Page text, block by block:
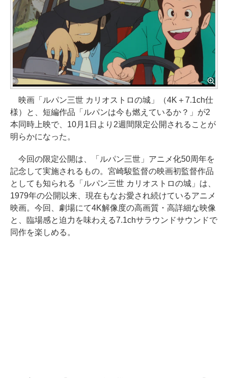
映画「ルパン三世 カリオストロの城」（4K＋7.1ch仕
様）と、短編作品「ルパンは今も燃えているか？」が2
本同時上映で、10月1日より2週間限定公開されることが
明らかになった。
今回の限定公開は、「ルパン三世」アニメ化50周年を
記念して実施されるもの。宮崎駿監督の映画初監督作品
としても知られる「ルパン三世 カリオストロの城」は、
1979年の公開以来、現在もなお愛され続けているアニメ
映画。今回、劇場にて4K解像度の高画質・高詳細な映像
と、臨場感と迫力を味わえる7.1chサラウンドサウンドで
同作を楽しめる。